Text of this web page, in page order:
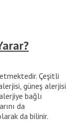
Çeşitli
güneş alerjisi
bağlı
da
da bilinir.